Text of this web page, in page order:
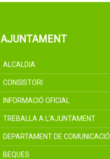
AJUNTAMENT
ALCALDIA
CONSISTORI
INFORMACIÓ OFICIAL
TREBALLA A L'AJUNTAMENT
DEPARTAMENT DE COMUNICACIÓ
BEQUES